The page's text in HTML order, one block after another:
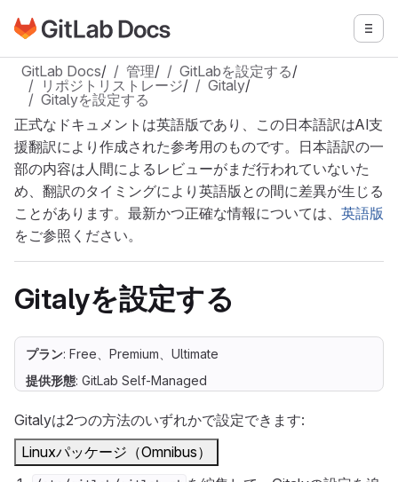
メインコンテンツにスキップ
GitLabドキュメントのホームページに移動 メニ
GitLab Docs/ 管理/ GitLabを設定する/
リポジトリストレージ/ Gitaly/
Gitalyを設定する
正式なドキュメントは英語版であり、この日本語訳はAI支
援翻訳により作成された参考用のものです。日本語訳の一
部の内容は人間によるレビューがまだ行われていないた
め、翻訳のタイミングにより英語版との間に差異が生じる
ことがあります。最新かつ正確な情報については、 英語版
をご参照ください。
Gitalyを設定する
プラン: Free、Premium、Ultimate
提供形態: GitLab Self-Managed
Gitalyは2つの方法のいずれかで設定できます:
Linuxパッケージ（Omnibus）